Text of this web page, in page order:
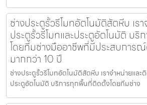
ช่างประตูรั้วรีโมทอัตโนมัติสัตหีบ เร
ประตูรั้วรีโมทและประตูอัตโนมัติ บ
โดยทีมช่างมืออาชีพที่มีประสบการณ์
มากกว่า 10 ปี
ช่างประตูรั้วรีโมทอัตโนมัติสัตหีบ เราจำหน่ายและ
ประตูอัตโนมัติ บริการทุกพื้นที่ติดตั้งโดยทีมช่าง